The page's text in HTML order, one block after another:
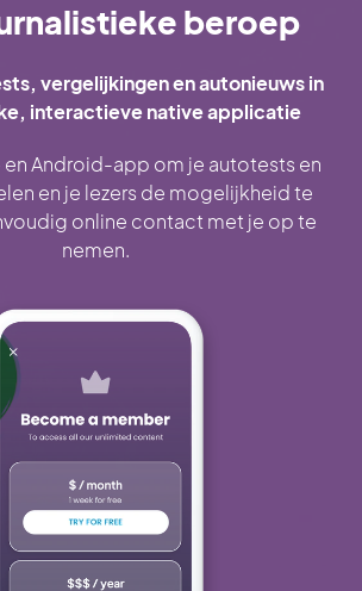
beroep
vergelijkingen en autonieuws in
interactieve native applicatie
en Android-app om je autotests en
en je lezers de mogelijkheid te
online contact met je op te
nemen.